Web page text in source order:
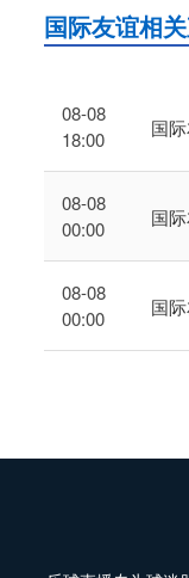
国际友谊相
08-08
18:00
国
08-08
00:00
国
08-08
00:00
国